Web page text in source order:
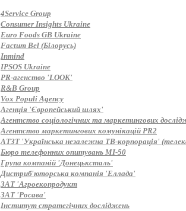
4Service Group
Consumer Insights Ukraine
Euro Foods GB Ukraine
Factum Bel (Білорусь)
Inmind
IPSOS Ukraine
PR-агенство 'LOOK'
R&B Group
Vox Populi Agency
Агенція 'Європейський шлях'
Агентство соціологічних та маркетингових
Агентство маркетингових комунікацій PR2
АТЗТ 'Українська незалежна ТВ-корпорація'
Бюро телефонних опитувань MI-50
Група компаній 'Донецьксталь'
Дистриб'юторська компанія 'Еллада'
ЗАТ 'Агроекопродукт
ЗАТ 'Росава'
Інститут стратегічних досліджень